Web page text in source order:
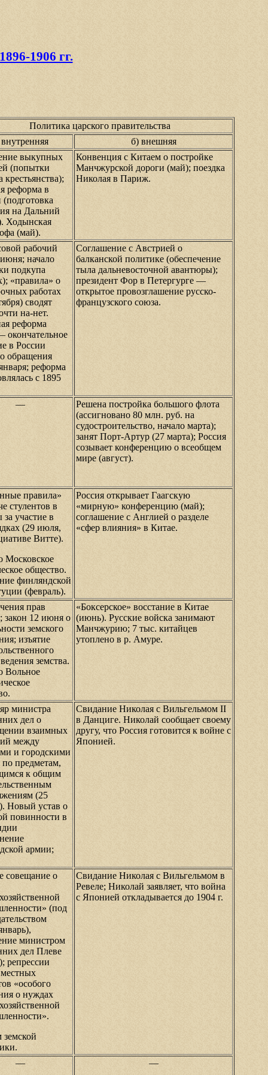
1906 гг.
Политика царского правительства
б) внешняя
выкупных
(попытки
крестьянства);
реформа в
на Дальний
Ходынская
(май).
Конвенция с Китаем о постройке
Манчжурской дороги (май); поездка
Николая в Париж.
рабочий
начало
подкупа
«правила» о
работах
сводят
на-нет.
реформа
окончательное
в России
обращения
реформа
с 1895
Соглашение с Австрией о
балканской политике (обеспечение
тыла дальневосточной авантюры);
президент Фор в Петергурге —
открытое провозглашение русско-
французского союза.
—
Решена постройка большого флота
(ассигновано 80 млн. руб. на
судостроительство, начало марта);
занят Порт-Артур (27 марта); Россия
созывает конференцию о всеобщем
мире (август).
правила»
стулентов в
за участие в
(29 июля,
Витте).
Московское
общество.
финляндской
(февраль).
Россия открывает Гаагскую
«мирную» конференцию (май);
соглашение с Англией о разделе
«сфер влияния» в Китае.
прав
закон 12 июня о
земского
изъятие
земства.
Вольное
«Боксерское» восстание в Китае
(июнь). Русские войска занимают
Манчжурию; 7 тыс. китайцев
утоплено в р. Амуре.
министра
дел о
взаимных
между
и городскими
предметам,
к общим
(25
Новый устав о
повинности в
армии;
Свидание Николая с Вильгельмом II
в Данциге. Николай сообщает своему
другу, что Россия готовится к войне с
Японией.
совещание о
(под
министром
дел Плеве
репрессии
«особого
о нуждах
земской
Свидание Николая с Вильгельмом в
Ревеле; Николай заявляет, что война
с Японией откладывается до 1904 г.
— —